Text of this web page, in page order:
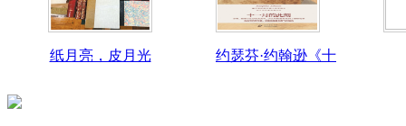
纸月亮，皮月光 约瑟芬·约翰逊《十